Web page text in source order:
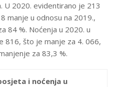
U 2020. evidentirano je 213
manje u odnosu na 2019.,
84 %. Noćenja u 2020. u
816, što je manje za 4. 066,
za 83,3 %.
i noćenja u